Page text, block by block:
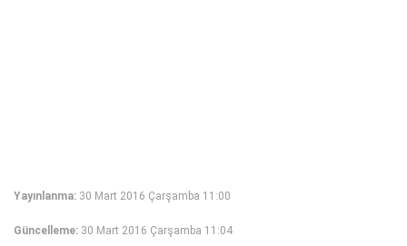
Yayınlanma: 30 Mart 2016 Çarşamba 11:00
Güncelleme: 30 Mart 2016 Çarşamba 11:04